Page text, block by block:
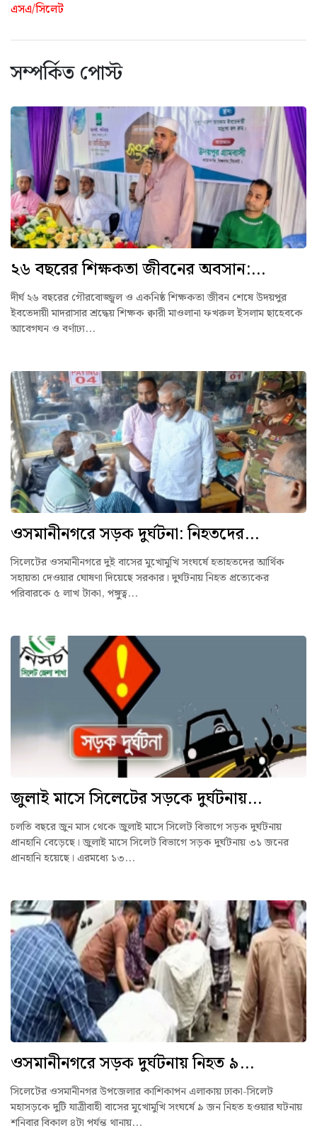
এসএ/সিলেট
সম্পর্কিত পোস্ট
২৬ বছরের শিক্ষকতা জীবনের অবসান:...
দীর্ঘ ২৬ বছরের গৌরবোজ্জ্বল ও একনিষ্ঠ শিক্ষকতা জীবন শেষে উদয়পুর
ইবতেদায়ী মাদরাসার শ্রদ্ধেয় শিক্ষক ক্বারী মাওলানা ফখরুল ইসলাম ছাহেবকে
আবেগঘন ও বর্ণাঢ্য...
ওসমানীনগরে সড়ক দুর্ঘটনা: নিহতদের...
সিলেটের ওসমানীনগরে দুই বাসের মুখোমুখি সংঘর্ষে হতাহতদের আর্থিক
সহায়তা দেওয়ার ঘোষণা দিয়েছে সরকার। দুর্ঘটনায় নিহত প্রত্যেকের
পরিবারকে ৫ লাখ টাকা, পঙ্গুত্ব...
জুলাই মাসে সিলেটের সড়কে দুর্ঘটনায়...
চলতি বছরে জুন মাস থেকে জুলাই মাসে সিলেট বিভাগে সড়ক দুর্ঘটনায়
প্রানহানি বেড়েছে। জুলাই মাসে সিলেট বিভাগে সড়ক দুর্ঘটনায় ৩১ জনের
প্রানহানি হয়েছে। এরমধ্যে ১৩...
ওসমানীনগরে সড়ক দুর্ঘটনায় নিহত ৯...
সিলেটের ওসমানীনগর উপজেলার কাশিকাপন এলাকায় ঢাকা-সিলেট
মহাসড়কে দুটি যাত্রীবাহী বাসের মুখোমুখি সংঘর্ষে ৯ জন নিহত হওয়ার ঘটনায়
শনিবার বিকাল ৪টা পর্যন্ত থানায়...